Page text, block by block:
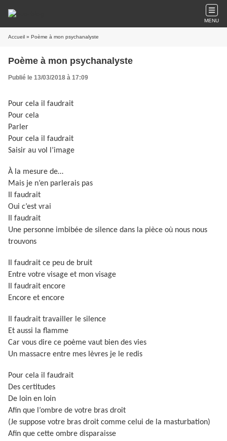
MENU
Accueil » Poème à mon psychanalyste
Poème à mon psychanalyste
Publié le 13/03/2018 à 17:09
Pour cela il faudrait
Pour cela
Parler
Pour cela il faudrait
Saisir au vol l’image
À la mesure de…
Mais je n’en parlerais pas
Il faudrait
Oui c’est vrai
Il faudrait
Une personne imbibée de silence dans la pièce où nous nous
trouvons
Il faudrait ce peu de bruit
Entre votre visage et mon visage
Il faudrait encore
Encore et encore
Il faudrait travailler le silence
Et aussi la flamme
Car vous dire ce poème vaut bien des vies
Un massacre entre mes lèvres je le redis
Pour cela il faudrait
Des certitudes
De loin en loin
Afin que l’ombre de votre bras droit
(Je suppose votre bras droit comme celui de la masturbation)
Afin que cette ombre disparaisse